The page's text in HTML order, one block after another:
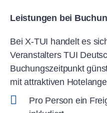
Leistungen bei
Bei X-TUI handelt es
Veranstalters TUI
Buchungszeitpunkt
mit attraktiven
Pro Person ein